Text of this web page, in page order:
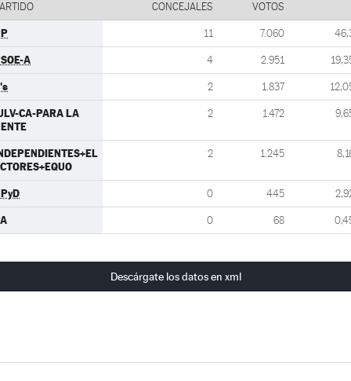
CONCEJALES VOTOS
11 7.060
A 4 2.951
2 1.837
CA-PARA LA
2 1.472
2 1.245
0 445
0 68
Descárgate los datos en xml